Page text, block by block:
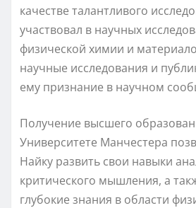
качестве талантливого
участвовал в научных
физической химии и
научные исследования и
ему признание в научном
Получение высшего
Университете Манчестера
Найку развить свои навыки
критического мышления, а
глубокие знания в области